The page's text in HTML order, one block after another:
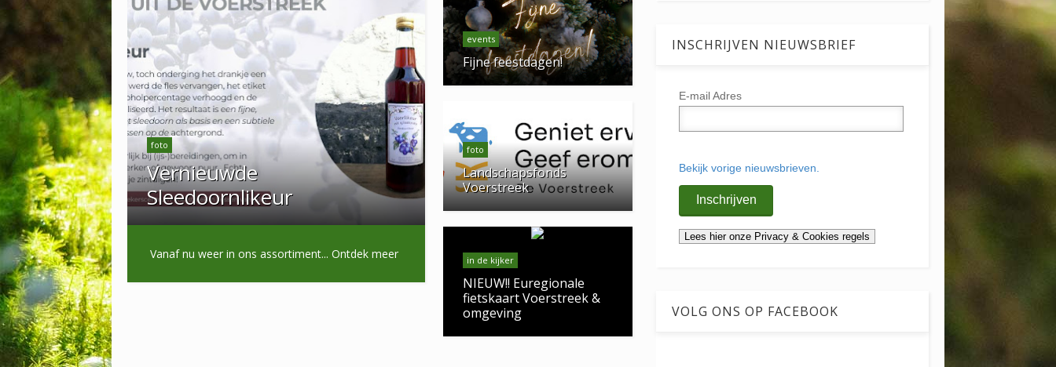
foto
Vernieuwde
Sleedoornlikeur
Vanaf nu weer in ons assortiment... Ontdek meer
events
Fijne feestdagen!
foto
Landschapsfonds
Voerstreek
in de kijker
NIEUW!! Euregionale
fietskaart Voerstreek &
omgeving
INSCHRIJVEN NIEUWSBRIEF
E-mail Adres
Bekijk vorige nieuwsbrieven.
VOLG ONS OP FACEBOOK